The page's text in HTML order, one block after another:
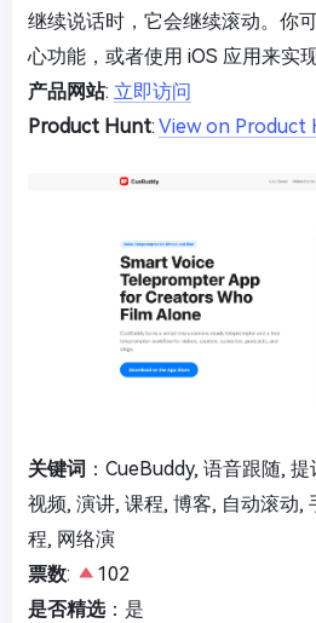
继续说话时，它会继续滚动。你
心功能，或者使用 iOS 应用来实
产品网站: 立即访问
Product Hunt: View on Product
关键词 ：CueBuddy, 语音跟随,
视频, 演讲, 课程, 博客, 自动滚动,
程, 网络演
票数:
102
是否精选：是